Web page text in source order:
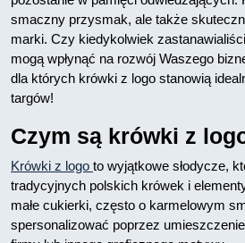
smaczny przysmak, ale także
marki. Czy kiedykolwiek
mogą wpłynąć na rozwój Waszego
dla których krówki z logo stanowią
targów!
Czym są krówki z
Krówki z logo to wyjątkowe słodycze,
tradycyjnych polskich krówek i
małe cukierki, często o karmelowym
spersonalizować poprzez